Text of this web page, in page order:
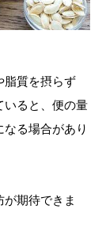
脂質を摂らず
いると、便の量
る場合があり
期待できま